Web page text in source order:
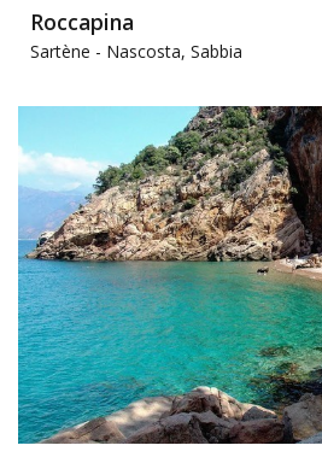
Roccapina
Sartène - Nascosta, Sabbia